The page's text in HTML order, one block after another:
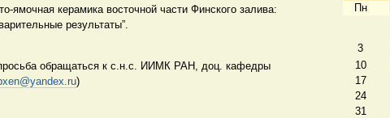
ямочная керамика восточной части Финского залива:
результаты”.
обращаться к с.н.с. ИИМК РАН, доц. кафедры
)
Пн
3
10
17
24
31